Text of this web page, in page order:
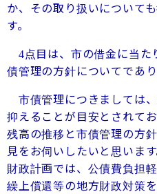
か、その取り扱いについて
す。
4点目は、市の借金に当
債管理の方針についてであり
市債管理につきましては
抑えることが目安とされて
残高の推移と市債管理の方
見をお伺いしたいと思いま
財政計画では、公債費負担
繰上償還等の地方財政対策